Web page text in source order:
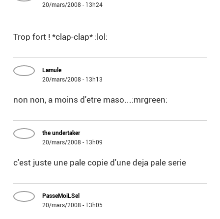
20/mars/2008 - 13h24
Trop fort ! *clap-clap* :lol:
Lamule
20/mars/2008 - 13h13
non non, a moins d'etre maso...:mrgreen:
the undertaker
20/mars/2008 - 13h09
c'est juste une pale copie d'une deja pale serie
PasseMoiLSel
20/mars/2008 - 13h05